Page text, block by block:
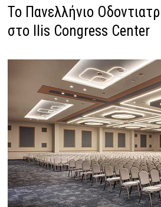
Το Πανελλήνιο
στο Ilis Congress Center